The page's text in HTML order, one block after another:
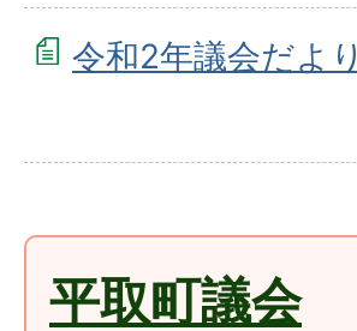
令和2年議会だより
平取町議会